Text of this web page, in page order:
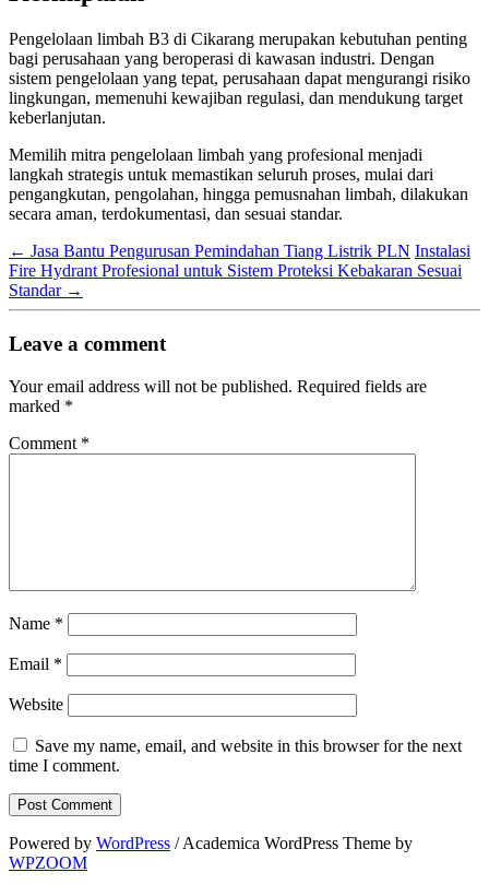
Pengelolaan limbah B3 di Cikarang merupakan kebutuhan penting
bagi perusahaan yang beroperasi di kawasan industri. Dengan
sistem pengelolaan yang tepat, perusahaan dapat mengurangi risiko
lingkungan, memenuhi kewajiban regulasi, dan mendukung target
keberlanjutan.
Memilih mitra pengelolaan limbah yang profesional menjadi
langkah strategis untuk memastikan seluruh proses, mulai dari
pengangkutan, pengolahan, hingga pemusnahan limbah, dilakukan
secara aman, terdokumentasi, dan sesuai standar.
← Jasa Bantu Pengurusan Pemindahan Tiang Listrik PLN Instalasi
Fire Hydrant Profesional untuk Sistem Proteksi Kebakaran Sesuai
Standar →
Leave a comment
Your email address will not be published. Required fields are
marked *
Comment *
Name *
Email *
Website
Save my name, email, and website in this browser for the next
time I comment.
Powered by WordPress / Academica WordPress Theme by
WPZOOM